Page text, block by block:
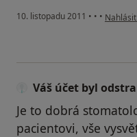
10. listopadu 2011 • • • podle
Váš účet byl
Je to dobrá
pacientovi, vše